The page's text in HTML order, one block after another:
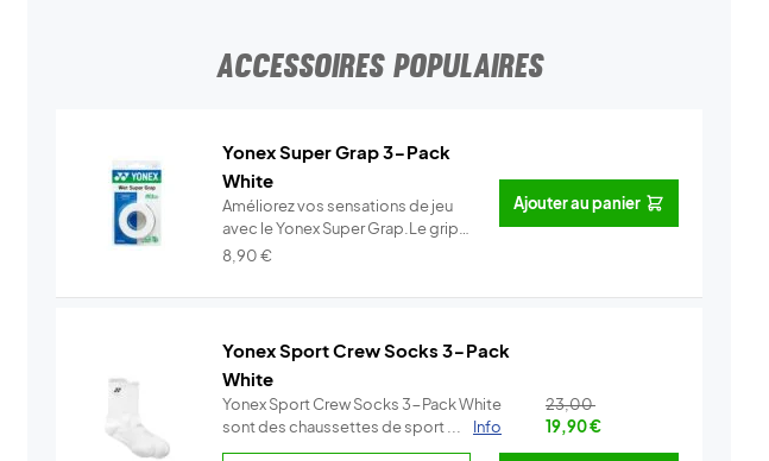
ACCESSOIRES POPULAIRES
Yonex Super Grap 3-Pack
White
Améliorez vos sensations de jeu
avec le Yonex Super Grap.Le grip
... Info
8,90€
Ajouter au panier
Yonex Sport Crew Socks 3-Pack
White
Yonex Sport Crew Socks 3-Pack White
sont des chaussettes de sport ...
Info
23,00
19,90€